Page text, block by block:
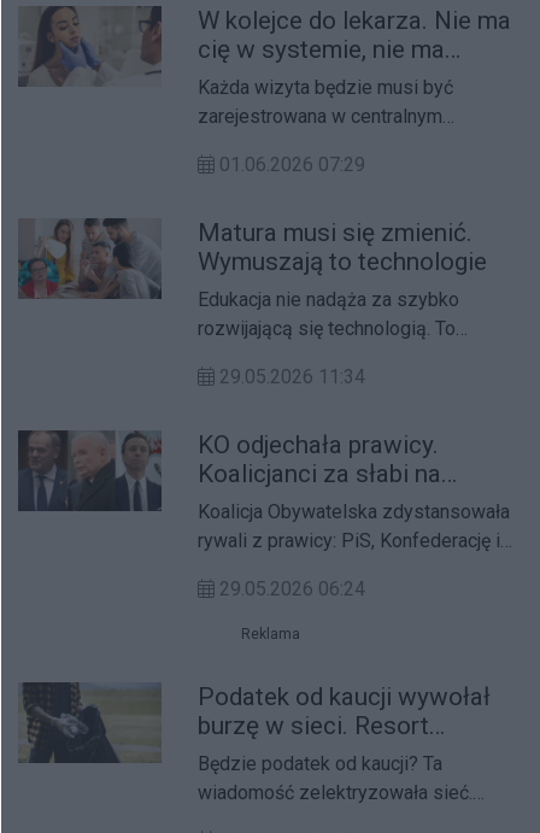
W kolejce do lekarza. Nie ma
cię w systemie, nie ma
pieniędzy
Każda wizyta będzie musi być
zarejestrowana w centralnym
będzie, NFZ nie zapłaci za wykonane
01.06.2026 07:29
Matura musi się zmienić.
Wymuszają to technologie
Edukacja nie nadąża za szybko
rozwijającą się technologią. To
przemyśleć formułę egzaminów
29.05.2026 11:34
KO odjechała prawicy.
Koalicjanci za słabi na
kolejną koalicję
Koalicja Obywatelska zdystansowała
rywali z prawicy: PiS, Konfederację i
odnotowała największy wzrost. Dzięki
temu powiększyłaby pulę miejsc w
29.05.2026 06:24
Reklama
Podatek od kaucji wywołał
burzę w sieci. Resort
finansów wyjaśnia
Będzie podatek od kaucji? Ta
wiadomość zelektryzowała sieć.